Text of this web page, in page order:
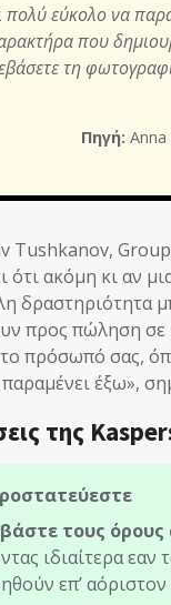
πολύ εύκολο να
που
τη
Πηγή: Anna
Tushkanov,
ότι ακόμη κι αν
δραστηριότητα
προς πώληση σε
το πρόσωπό σας,
έξω»,
της
τους
ιδιαίτερα
επ’ αόριστον